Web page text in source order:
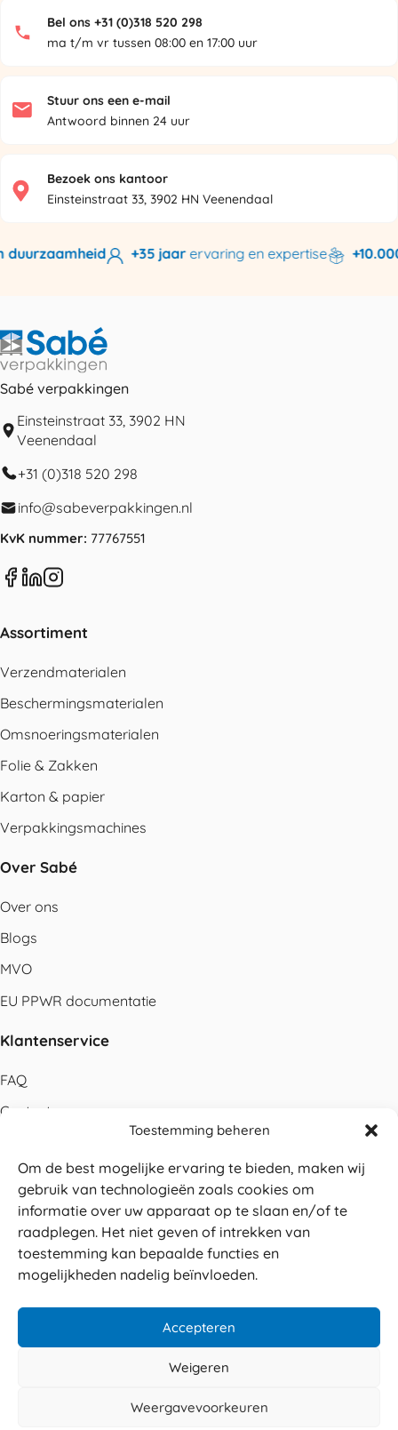
Toestemming beheren
Om de best mogelijke ervaring te bieden, maken wij
gebruik van technologieën zoals cookies om
informatie over uw apparaat op te slaan en/of te
raadplegen. Het niet geven of intrekken van
toestemming kan bepaalde functies en
mogelijkheden nadelig beïnvloeden.
Accepteren
Weigeren
Weergavevoorkeuren
Bel ons +31 (0)318 520 298
ma t/m vr tussen 08:00 en 17:00 uur
Stuur ons een e-mail
Antwoord binnen 24 uur
Bezoek ons kantoor
Einsteinstraat 33, 3902 HN Veenendaal
+35 jaarervaring en expertise +10.000
Sabé verpakkingen
Einsteinstraat 33, 3902 HN
Veenendaal
+31 (0)318 520 298
info@sabeverpakkingen.nl
KvK nummer: 77767551
Assortiment
Verzendmaterialen
Beschermingsmaterialen
Omsnoeringsmaterialen
Folie & Zakken
Karton & papier
Verpakkingsmachines
Over Sabé
Over ons
Blogs
MVO
EU PPWR documentatie
Klantenservice
FAQ
Contact
Betalen
Levering
Retouren
Service en garantie
Veilig betalen
© 2026 Sabé Verpakkingen